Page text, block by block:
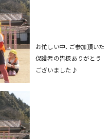
お忙しい中、ご参加頂いた
保護者の皆様ありがとう
ございました♪